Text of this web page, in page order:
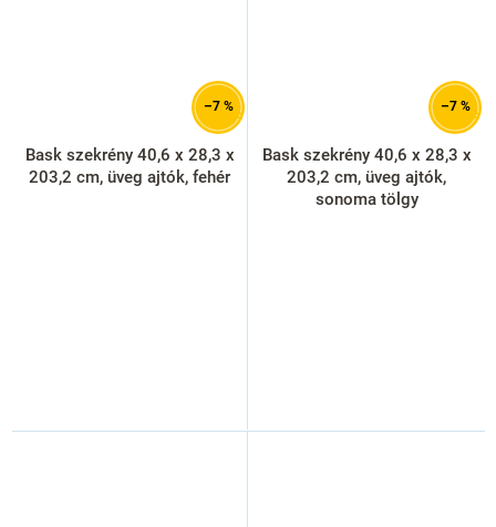
–7 %
Bask szekrény 40,6 x 28,3 x
203,2 cm, üveg ajtók, fehér
–7 %
Bask szekrény 40,6 x 28,3 x
203,2 cm, üveg ajtók,
sonoma tölgy